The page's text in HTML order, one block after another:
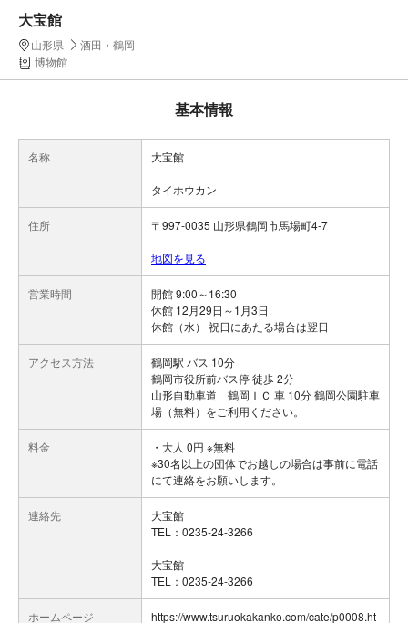
大宝館
山形県
酒田・鶴岡
博物館
基本情報
名称 大宝館
タイホウカン
住所 〒997-0035 山形県鶴岡市馬場町4-7
地図を見る
営業時間
開館 9:00～16:30
休館 12月29日～1月3日
休館（水） 祝日にあたる場合は翌日
アクセス方法
鶴岡駅 バス 10分
鶴岡市役所前バス停 徒歩 2分
山形自動車道 鶴岡ＩＣ 車 10分 鶴岡公園駐車
場（無料）をご利用ください。
料金
・大人 0円 ※無料
※30名以上の団体でお越しの場合は事前に電話
にて連絡をお願いします。
連絡先
大宝館
TEL：0235-24-3266
大宝館
TEL：0235-24-3266
ホームページ
https://www.tsuruokakanko.com/cate/p0008.ht